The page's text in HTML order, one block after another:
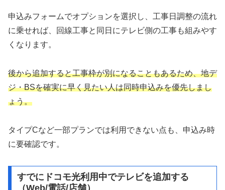
申込みフォームでオプションを選択し、工事日調整の流れ
に乗せれば、回線工事と同日にテレビ側の工事も組みやす
くなります。
後から追加すると工事枠が別になることもあるため、地デ
ジ・BSを確実に早く見たい人は同時申込みを優先しまし
ょう。
タイプCなど一部プランでは利用できない点も、申込み時
に要確認です。
すでにドコモ光利用中でテレビを追加する